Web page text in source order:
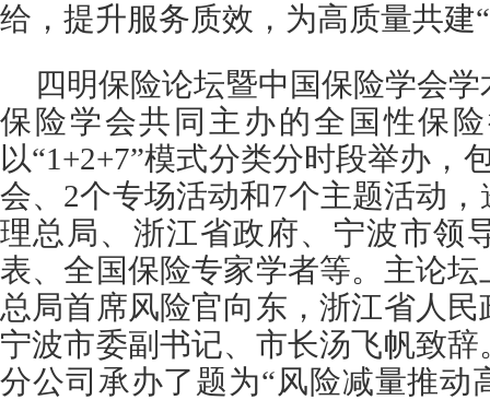
给，提升服务质效，为高质量共建
四明保险论坛暨中国保险学会
保险学会共同主办的全国性保
以“1+2+7”模式分类分时段举办，
会、2个专场活动和7个主题活动
理总局、浙江省政府、宁波市领
表、全国保险专家学者等。主论
总局首席风险官向东，浙江省人
宁波市委副书记、市长汤飞帆致
分公司承办了题为“风险减量推动